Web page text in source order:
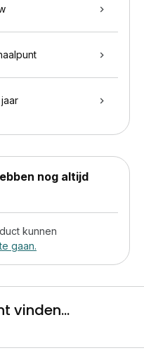
nog altijd
kunnen
gaan.
vinden...